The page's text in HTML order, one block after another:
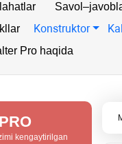
Konstruktor
Pro haqida
PRO
kengaytirilgan